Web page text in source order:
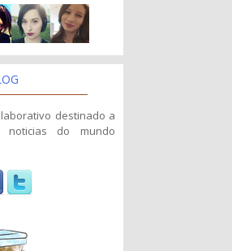
destinado a
noticias do mundo